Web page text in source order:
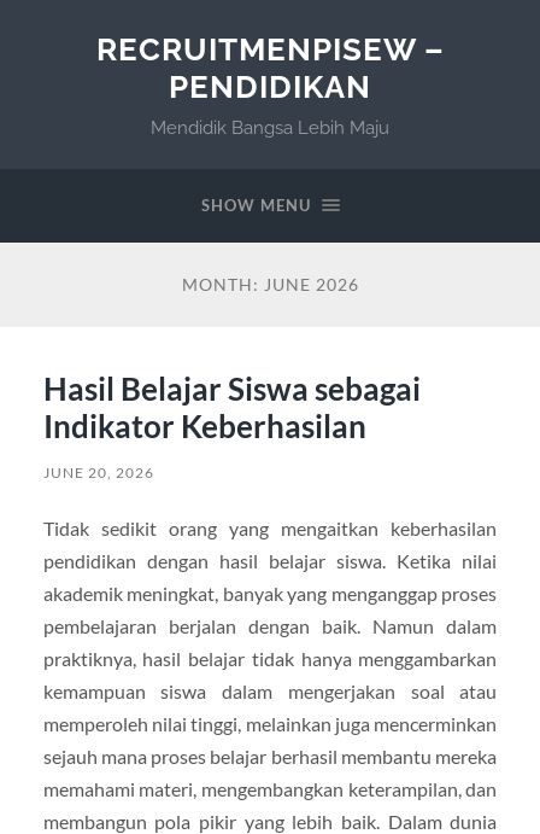
RECRUITMENPISEW –
PENDIDIKAN
Mendidik Bangsa Lebih Maju
SHOW MENU
MONTH: JUNE 2026
Hasil Belajar Siswa sebagai
Indikator Keberhasilan
JUNE 20, 2026
Tidak sedikit orang yang mengaitkan keberhasilan
pendidikan dengan hasil belajar siswa. Ketika nilai
akademik meningkat, banyak yang menganggap proses
pembelajaran berjalan dengan baik. Namun dalam
praktiknya, hasil belajar tidak hanya menggambarkan
kemampuan siswa dalam mengerjakan soal atau
memperoleh nilai tinggi, melainkan juga mencerminkan
sejauh mana proses belajar berhasil membantu mereka
memahami materi, mengembangkan keterampilan, dan
membangun pola pikir yang lebih baik. Dalam dunia